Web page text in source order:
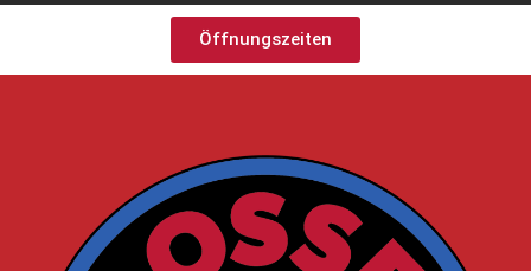
Öffnungszeiten